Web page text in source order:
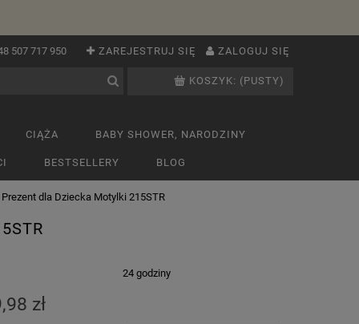
ZAREJESTRUJ SIĘ ZALOGUJ SIĘ
507 717 950
KOSZYK: (PUSTY)
CIĄŻA BABY SHOWER, NARODZINY
BESTSELLERY BLOG
dla Dziecka Motylki 215STR
24 godziny
zł